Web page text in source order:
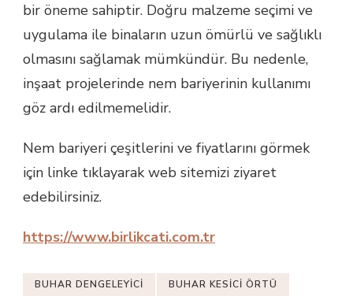
bir öneme sahiptir. Doğru malzeme seçimi ve
uygulama ile binaların uzun ömürlü ve sağlıklı
olmasını sağlamak mümkündür. Bu nedenle,
inşaat projelerinde nem bariyerinin kullanımı
göz ardı edilmemelidir.
Nem bariyeri çeşitlerini ve fiyatlarını görmek
için linke tıklayarak web sitemizi ziyaret
edebilirsiniz.
https://www.birlikcati.com.tr
BUHAR DENGELEYICI BUHAR KESICI ÖRTÜ